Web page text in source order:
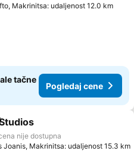
Makrinitsa: udaljenost 12.0 km
tačne
Pogledaj cene
u favorite
nije dostupna
Joanis, Makrinitsa: udaljenost 15.3 km